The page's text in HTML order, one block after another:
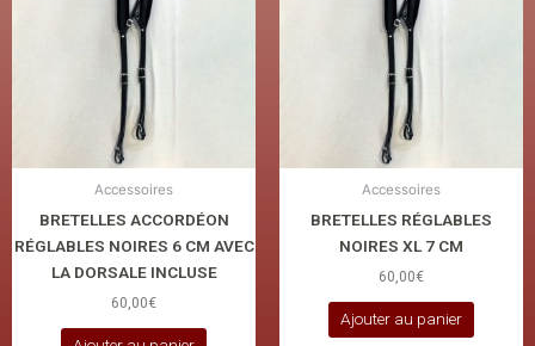
Accessoires
BRETELLES ACCORDÉON
RÉGLABLES NOIRES 6 CM AVEC
LA DORSALE INCLUSE
60,00€
Accessoires
BRETELLES RÉGLABLES
NOIRES XL 7 CM
60,00€
Ajouter au panier